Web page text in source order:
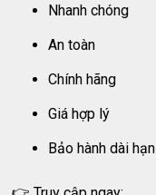
Nhanh chóng
An toàn
Chính hãng
Giá hợp lý
Bảo hành dài hạn